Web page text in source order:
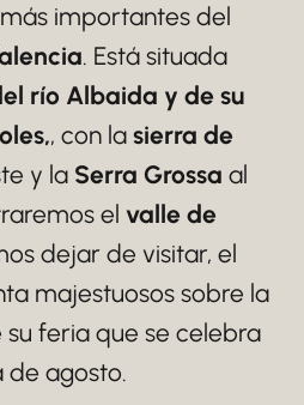
importantes del
. Está situada
río Albaida y de su
, con la sierra de
y la Serra Grossa al
el valle de
dejar de visitar, el
majestuosos sobre la
feria que se celebra
de agosto.